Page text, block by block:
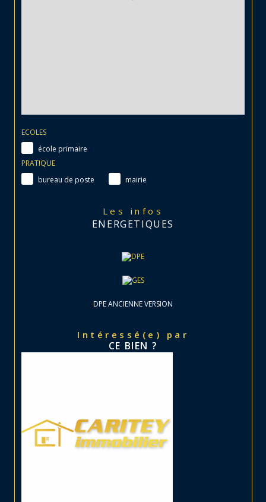
ECOLES
école primaire
PRATIQUE
bureau de poste
mairie
Les infos
ENERGETIQUES
DPE ANCIENNE VERSION
Intéressé(e) par
CE BIEN ?